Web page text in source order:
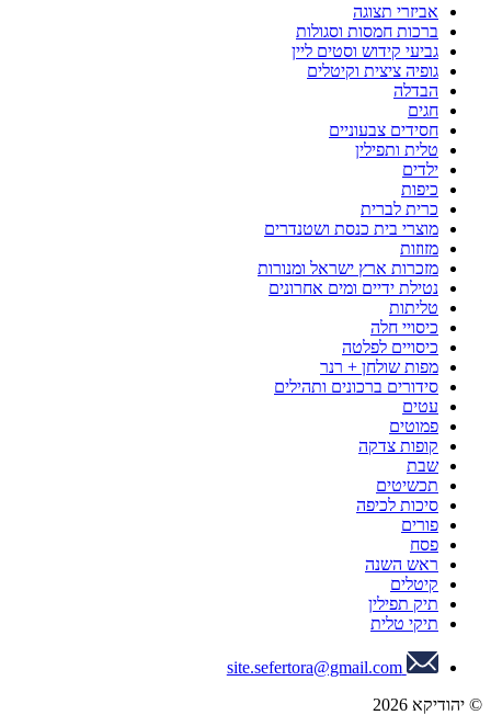
אביזרי תצוגה
ברכות חמסות וסגולות
גביעי קידוש וסטים ליין
גופיה ציצית וקיטלים
הבדלה
חגים
חסידים צבעוניים
טלית ותפילין
ילדים
כיפות
כרית לברית
מוצרי בית כנסת ושטנדרים
מזוזות
מזכרות ארץ ישראל ומנורות
נטילת ידיים ומים אחרונים
טליתות
כיסויי חלה
כיסויים לפלטה
מפות שולחן + רנר
סידורים ברכונים ותהילים
עטים
פמוטים
קופות צדקה
שבת
תכשיטים
סיכות לכיפה
פורים
פסח
ראש השנה
קיטלים
תיק תפילין
תיקי טלית
site.sefertora@gmail.com
© יהודיקא 2026